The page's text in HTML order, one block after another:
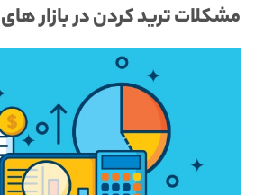
مشکلات ترید کردن در بازار های